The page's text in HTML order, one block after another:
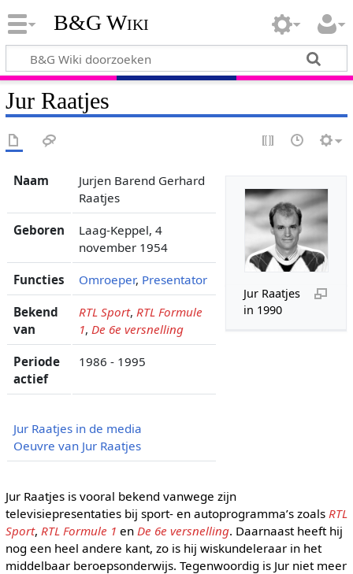
B&G Wiki
Jur Raatjes
Jur Raatjes
in 1990
Naam
Jurjen Barend Gerhard
Raatjes
Geboren
Laag-Keppel, 4
november 1954
Functies Omroeper, Presentator
Bekend
van
RTL Sport, RTL Formule
1, De 6e versnelling
Periode
actief
1986 - 1995
Jur Raatjes in de media
Oeuvre van Jur Raatjes
Jur Raatjes is vooral bekend vanwege zijn
televisiepresentaties bij sport- en autoprogramma’s zoals RTL
Sport, RTL Formule 1 en De 6e versnelling. Daarnaast heeft hij
nog een heel andere kant, zo is hij wiskundeleraar in het
middelbaar beroepsonderwijs. Tegenwoordig is Jur niet meer